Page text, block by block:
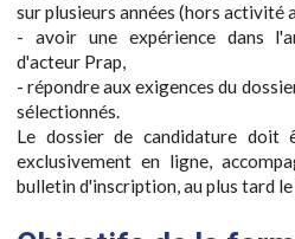
sur plusieurs années (hors activité
- avoir une expérience dans
d'acteur Prap,
- répondre aux exigences du
sélectionnés.
Le dossier de candidature doit
exclusivement en ligne,
bulletin d'inscription, au plus tard